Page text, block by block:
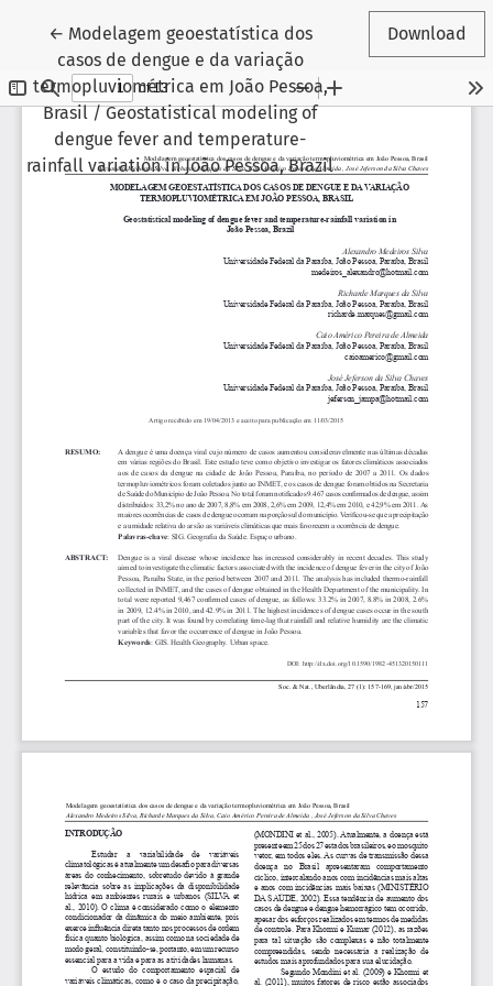
← Return to Article Details
Modelagem geoestatística dos
casos de dengue e da variação
termopluviométrica em João Pessoa,
Brasil / Geostatistical modeling of
dengue fever and temperature-
rainfall variation in João Pessoa, Brazil
Download